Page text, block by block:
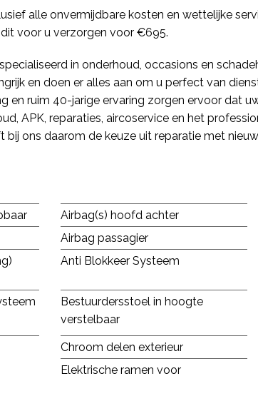
alle onvermijdbare kosten en wettelijke
voor u verzorgen voor €695.
in onderhoud, occasions en
en doen er alles aan om u perfect van
en ruim 40-jarige ervaring zorgen ervoor dat
APK, reparaties, aircoservice en het
bij ons daarom de keuze uit reparatie met
Airbag(s) hoofd achter
Airbag passagier
Anti Blokkeer Systeem
Bestuurdersstoel in hoogte
verstelbaar
Chroom delen exterieur
Elektrische ramen voor